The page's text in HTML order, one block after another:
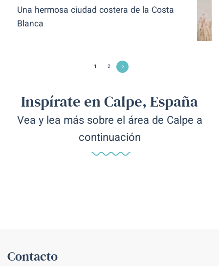
Una hermosa ciudad costera de la Costa
Blanca
1 2
Inspírate en Calpe, España
Vea y lea más sobre el área de Calpe a
continuación
Contacto